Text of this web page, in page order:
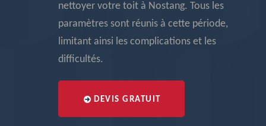
nettoyer votre toit à Nostang. Tous les
paramètres sont réunis à cette période,
limitant ainsi les complications et les
difficultés.
DEVIS GRATUIT